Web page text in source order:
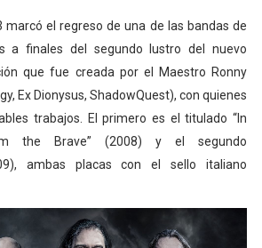
marcó el regreso de una de las bandas de
a finales del segundo lustro del nuevo
que fue creada por el Maestro Ronny
Ex Dionysus, ShadowQuest), con quienes
trabajos. El primero es el titulado “In
the Brave” (2008) y el segundo
ambas placas con el sello italiano